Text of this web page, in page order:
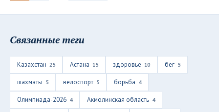
Связанные теги
Казахстан 25 Астана 15 здоровье 10 бег 5
шахматы 5 велоспорт 5 борьба 4
Олимпиада-2026 4 Акмолинская область 4